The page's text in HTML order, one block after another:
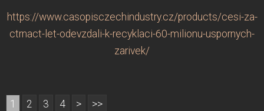
https://www.casopisczechindustry.cz/products/cesi-za-
ctrnact-let-odevzdali-k-recyklaci-60-milionu-uspornych-
zarivek/
1 2 3 4 > >>